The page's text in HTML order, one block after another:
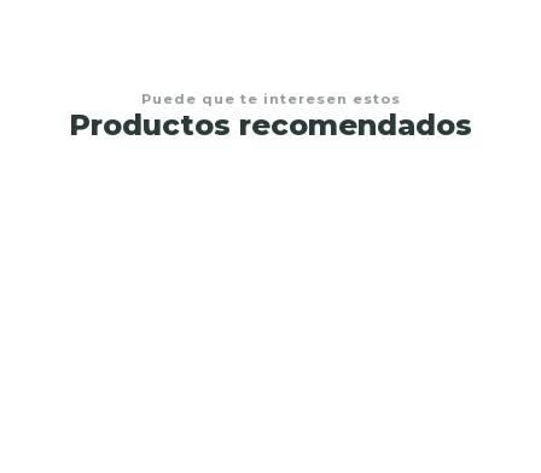
Puede que te interesen estos
Productos recomendados